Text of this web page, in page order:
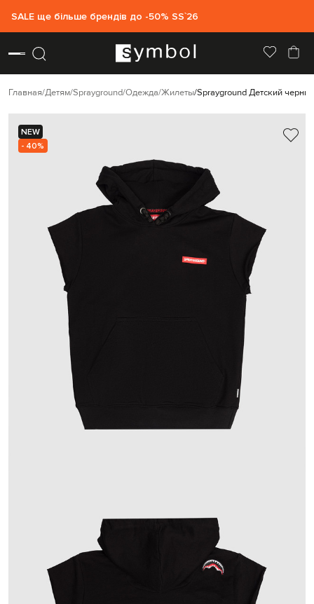
SALE ще більше брендів до -50% SS`26
Главная Детям Sprayground Одежда Жилеты Sprayground Детский
NEW
- 40%